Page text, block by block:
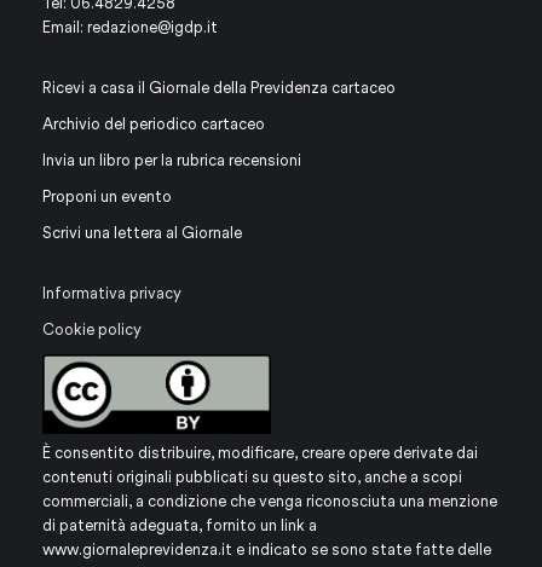
Email: redazione@igdp.it
Ricevi a casa il Giornale della Previdenza cartaceo
Archivio del periodico cartaceo
Invia un libro per la rubrica recensioni
Proponi un evento
Scrivi una lettera al Giornale
Informativa privacy
Cookie policy
È consentito distribuire, modificare, creare opere derivate dai
contenuti originali pubblicati su questo sito, anche a scopi
commerciali, a condizione che venga riconosciuta una menzione
di paternità adeguata, fornito un link a
www.giornaleprevidenza.it e indicato se sono state fatte delle